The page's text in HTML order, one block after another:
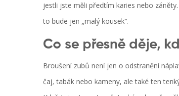
jestli jste měli předtím karies nebo
to bude jen „malý kousek“.
Co se přesně děje,
Broušení zubů není jen o odstranění
čaj, tabák nebo kameny, ale také ten